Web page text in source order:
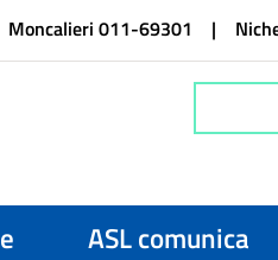
Moncalieri 011-69301
ASL comunica